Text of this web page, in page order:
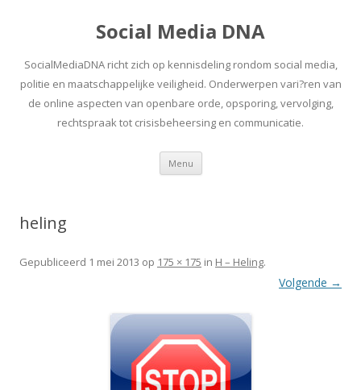
Social Media DNA
SocialMediaDNA richt zich op kennisdeling rondom social media,
politie en maatschappelijke veiligheid. Onderwerpen vari?ren van
de online aspecten van openbare orde, opsporing, vervolging,
rechtspraak tot crisisbeheersing en communicatie.
Menu Spring
inhoud
heling
Gepubliceerd 1 mei 2013 op 175 × 175 in H – Heling.
Volgende →